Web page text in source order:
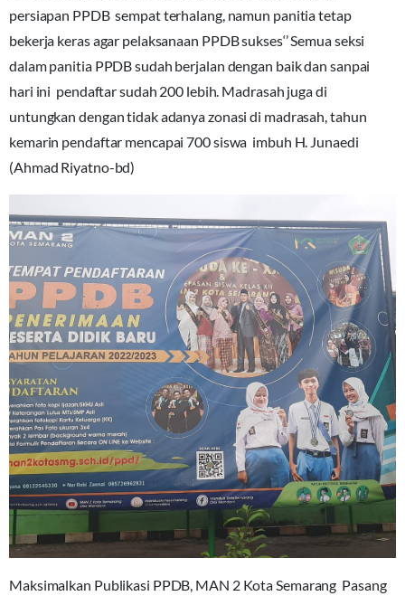
persiapan PPDB sempat terhalang, namun panitia tetap
bekerja keras agar pelaksanaan PPDB sukses‘’ Semua seksi
dalam panitia PPDB sudah berjalan dengan baik dan sanpai
hari ini pendaftar sudah 200 lebih. Madrasah juga di
untungkan dengan tidak adanya zonasi di madrasah, tahun
kemarin pendaftar mencapai 700 siswa imbuh H. Junaedi
(Ahmad Riyatno-bd)
Maksimalkan Publikasi PPDB, MAN 2 Kota Semarang Pasang